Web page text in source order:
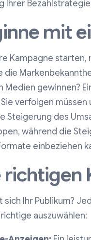
Ihrer
mit
Kampagne
die
Medien gewinnen?
verfolgen
Steigerung des
während die
einbeziehen
richtigen
sich Ihr Publikum?
auszuwählen: